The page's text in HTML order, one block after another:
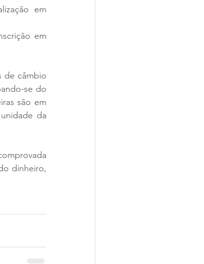
em
em
de câmbio
se do
são em
da
dinheiro,